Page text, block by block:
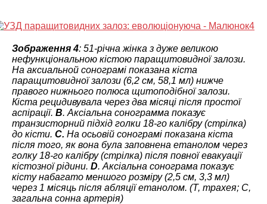
Зображення 4: 51-річна жінка з дуже великою
нефункціональною кістою паращитовидної залози.
На аксиальной сонограмі показана кіста
паращитовидної залози (6,2 см, 58,1 мл) нижче
правого нижнього полюса щитоподібної залози.
Кіста рецидивувала через два місяці після простої
аспірації. B. Аксіальна сонограмма показує
транзисторний підхід голки 18-го калібру (стрілка)
до кісти. C. На осьовій сонограмі показана кіста
після того, як вона була заповнена етанолом через
голку 18-го калібру (стрілка) після повної евакуації
кістозної рідини. D. Аксіальна сонограма показує
кісту набагато меншого розміру (2,5 см, 3,3 мл)
через 1 місяць після абляції етанолом. (Т, трахея; С,
загальна сонна артерія)